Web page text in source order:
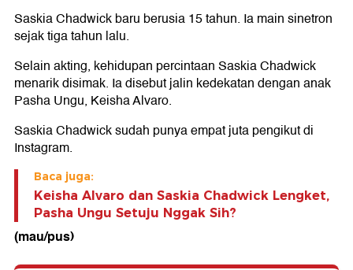
Saskia Chadwick baru berusia 15 tahun. Ia main sinetron
sejak tiga tahun lalu.
Selain akting, kehidupan percintaan Saskia Chadwick
menarik disimak. Ia disebut jalin kedekatan dengan anak
Pasha Ungu, Keisha Alvaro.
Saskia Chadwick sudah punya empat juta pengikut di
Instagram.
Baca juga:
Keisha Alvaro dan Saskia Chadwick Lengket,
Pasha Ungu Setuju Nggak Sih?
(mau/pus)